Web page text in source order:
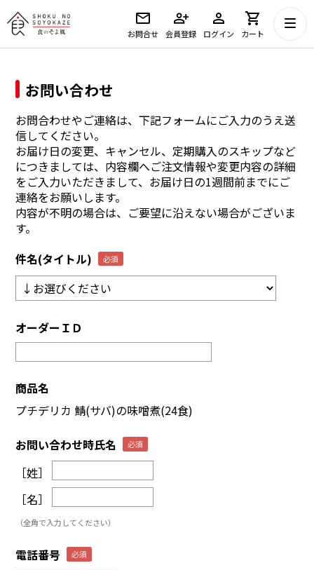
お問合せ 会員登録 ログイン カート
お問い合わせ
お問合わせやご連絡は、下記フォームにご入力のうえ送
信してください。
お届け日の変更、キャンセル、定期購入のスキップなど
につきましては、内容欄へご注文情報や変更内容の詳細
をご入力いただきまして、お届け日の1週間前までにご
連絡をお願いします。
内容が不明の場合は、ご要望に沿えない場合がございま
す。
件名(タイトル)
オーダーＩＤ
商品名
プチデリカ 鯖(サバ)の味噌煮(24食)
お問い合わせ時氏名
［姓］
［名］
（全角で入力してください）
電話番号